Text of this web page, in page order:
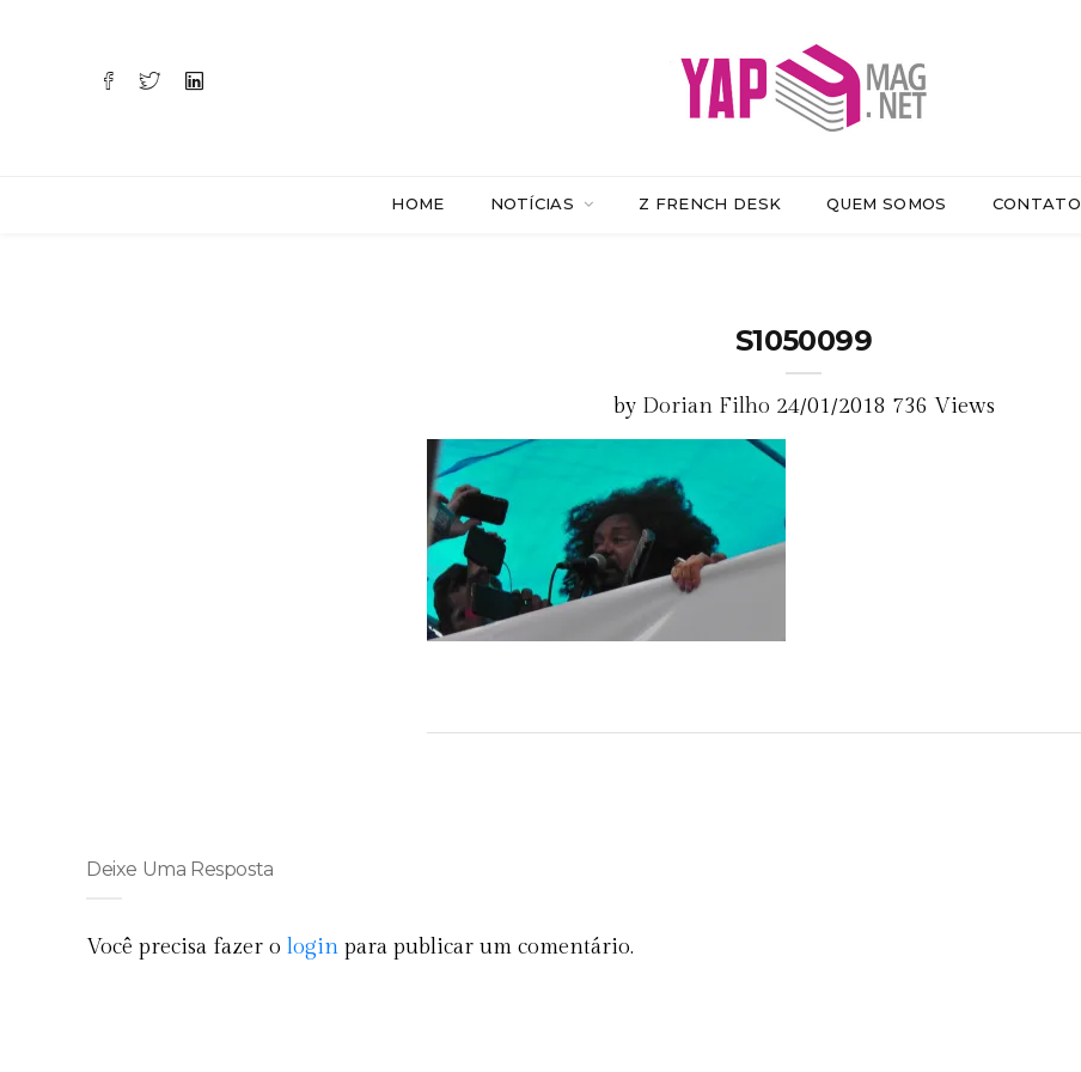
HOME NOTÍCIAS Z FRENCH DESK QUEM SOMOS CONTATO
S1050099
by Dorian Filho 24/01/2018 736 Views
Deixe Uma Resposta
Você precisa fazer o login para publicar um comentário.